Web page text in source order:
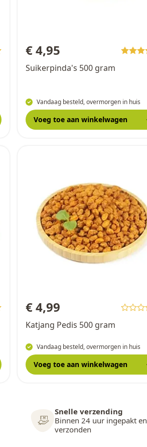
€ 4,95
Suikerpinda's 500 gram
Vandaag besteld, overmorgen in huis
Voeg toe aan winkelwagen
€ 4,99
Katjang Pedis 500 gram
Vandaag besteld, overmorgen in huis
Voeg toe aan winkelwagen
Snelle verzending
Binnen 24 uur ingepakt en
verzonden